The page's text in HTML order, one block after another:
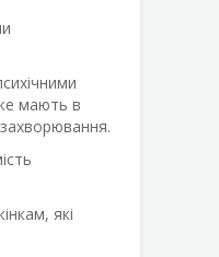
мають в
які